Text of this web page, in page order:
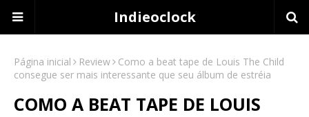
Indieoclock
Página inicial Review
Como a beat tape de Louis The Child
consegue ser mais interessante que seu álbum de estréia
COMO A BEAT TAPE DE LOUIS